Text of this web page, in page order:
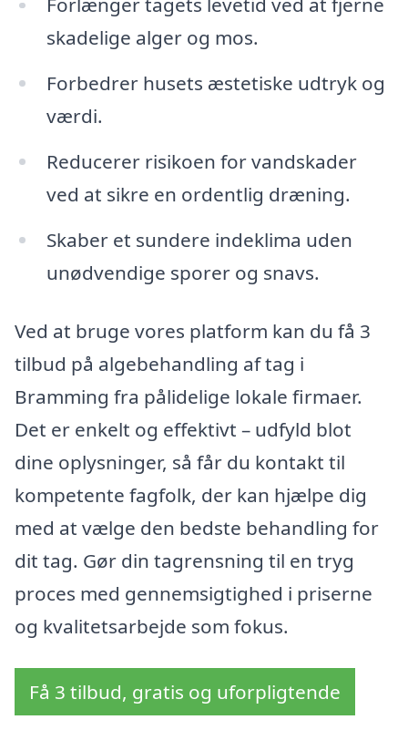
skadelige alger og mos.
Forbedrer husets æstetiske udtryk og
værdi.
Reducerer risikoen for vandskader
ved at sikre en ordentlig dræning.
Skaber et sundere indeklima uden
unødvendige sporer og snavs.
Ved at bruge vores platform kan du få 3
tilbud på algebehandling af tag i
Bramming fra pålidelige lokale firmaer.
Det er enkelt og effektivt – udfyld blot
dine oplysninger, så får du kontakt til
kompetente fagfolk, der kan hjælpe dig
med at vælge den bedste behandling for
dit tag. Gør din tagrensning til en tryg
proces med gennemsigtighed i priserne
og kvalitetsarbejde som fokus.
Få 3 tilbud, gratis og uforpligtende